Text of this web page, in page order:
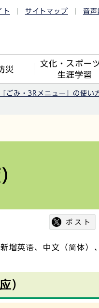
ト サイトマップ 音声
災
文化・スポー
生涯学習
ごみ・3Rメニュー」の使い
增英语、中文（简体）
）